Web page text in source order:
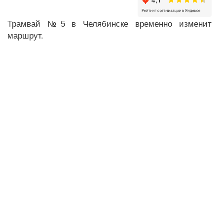
Трамвай №5 в Челябинске временно изменит
маршрут.